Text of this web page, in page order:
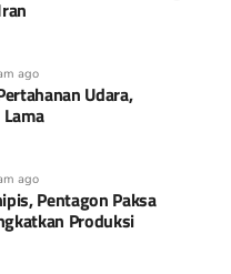
ago
Udara,
ago
Pentagon Paksa
Produksi